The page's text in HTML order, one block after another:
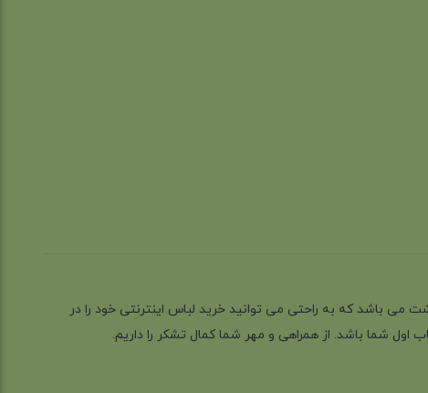
گیلان شهر رشت می باشد که به راحتی می توانید خرید لباس اینترنتی خود را در
شما باشد. از همراهی و مهر شما کمال تشکر را داریم.